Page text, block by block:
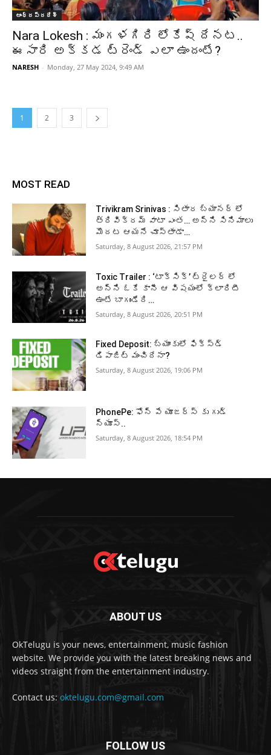
ఆంధ్రప్రదేశ్‌
Nara Lokesh : మంగళగిరి లోకేష్ దేనట..
ఈసారి అక్కడ ట్రెండ్ ఎలా ఉందంటే?
NARESH - Monday, 27 May 2024, 9:49 AM
1 2 3
MOST READ
Trivikram Srinivas : సితార బ్యానర్ లో
త్రివిక్రమ్ వాటా ఎంత… అన్ని సినిమాలు
మొదట ఆయనే చూస్తాడా…
Saturday, 8 August 2026, 21:57 PM
Toxic Trailer : ‘టాక్సిక్’ ట్రైలర్ లో
అన్ని ఓకే కానీ ఆ విషయంలో క్లారిటీ
ఉంటే బాగుండేది…
Saturday, 8 August 2026, 20:51 PM
Fixed Deposit: బ్యాంకులో ఫిక్స్డ్
డిపాజిట్ మంచిదేనా?
Saturday, 8 August 2026, 19:06 PM
PhonePe: ఫోన్ పే యూజర్స్ కు గుడ్
న్యూస్..
Saturday, 8 August 2026, 18:54 PM
ABOUT US
OkTelugu is your news, entertainment, music fashion
website. We provide you with the latest breaking news and
videos straight from the entertainment industry.
Contact us: oktelugu.com@gmail.com
FOLLOW US